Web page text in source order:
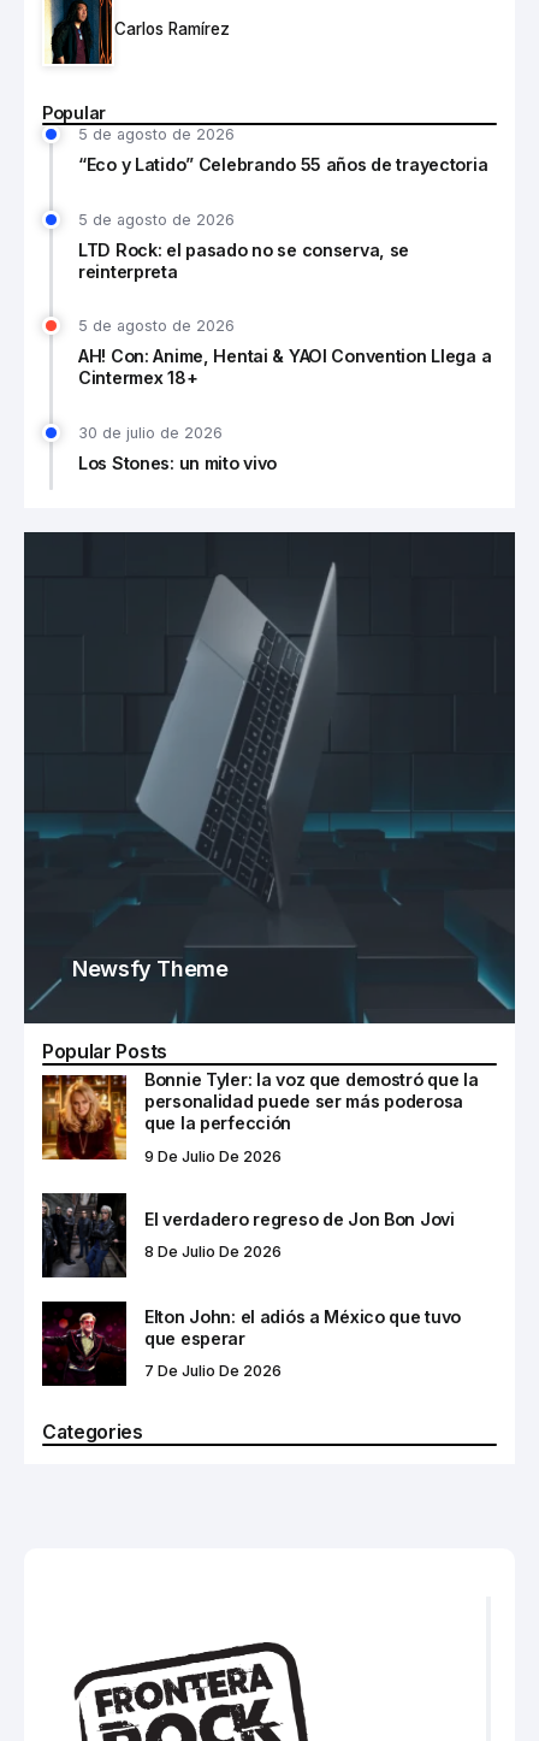
Carlos Ramírez
Popular
5 de agosto de 2026
“Eco y Latido” Celebrando 55 años de trayectoria
5 de agosto de 2026
LTD Rock: el pasado no se conserva, se
reinterpreta
5 de agosto de 2026
AH! Con: Anime, Hentai & YAOI Convention Llega a
Cintermex 18+
30 de julio de 2026
Los Stones: un mito vivo
Newsfy Theme
Popular Posts
Bonnie Tyler: la voz que demostró que la
personalidad puede ser más poderosa
que la perfección
9 De Julio De 2026
El verdadero regreso de Jon Bon Jovi
8 De Julio De 2026
Elton John: el adiós a México que tuvo
que esperar
7 De Julio De 2026
Categories